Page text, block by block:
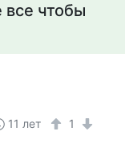
все чтобы
11 лет 1